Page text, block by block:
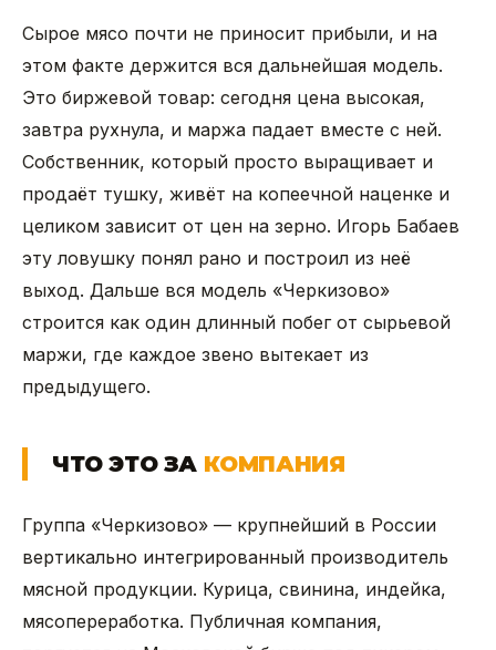
Сырое мясо почти не приносит прибыли, и на
этом факте держится вся дальнейшая модель.
Это биржевой товар: сегодня цена высокая,
завтра рухнула, и маржа падает вместе с ней.
Собственник, который просто выращивает и
продаёт тушку, живёт на копеечной наценке и
целиком зависит от цен на зерно. Игорь Бабаев
эту ловушку понял рано и построил из неё
выход. Дальше вся модель «Черкизово»
строится как один длинный побег от сырьевой
маржи, где каждое звено вытекает из
предыдущего.
ЧТО ЭТО ЗА КОМПАНИЯ
Группа «Черкизово» — крупнейший в России
вертикально интегрированный производитель
мясной продукции. Курица, свинина, индейка,
мясопереработка. Публичная компания,